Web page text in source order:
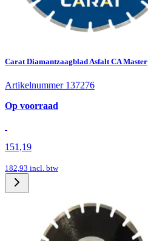
Carat Diamantzaagblad Asfalt CA Master
Artikelnummer 137276
Op voorraad
151,19
182,93 incl. btw